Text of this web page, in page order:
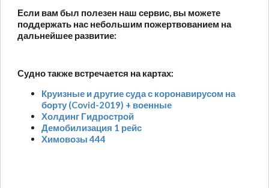
Если вам был полезен наш сервис, вы можете
поддержать нас небольшим пожертвованием на
дальнейшее развитие:
Судно также встречается на картах:
Круизные и другие суда с коронавирусом на
борту (Covid-2019) + военные
Холдинг Гидрострой
Демобилизация 1 рейс
Химовозы 444